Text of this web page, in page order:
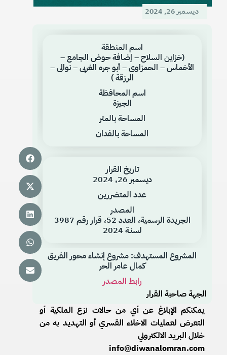
ديسمبر 26, 2024
اسم المنطقة
(خزاين السلاح – إضافة حوض الجامع –
الأخماس – الحمزاوى – أبو جره الغربى – نوالى –
الرزقة )
اسم المحافظة
الجيزة
المساحة بالمتر
المساحة بالفدان
تاريخ القرار
ديسمبر 26, 2024
عدد المتضررين
المصدر
الجريدة الرسمية، العدد 52، قرار رقم 3987
لسنـة 2024
المشروع المستهدف: مشروع إنشاء محور الفريق
كمال عامر الحر
رابط المصدر
الجهة صاحبة القرار
يمكنكم الإبلاغ عن أي من حالات نزع الملكية أو
التعرض لعمليات الاخلاء القسري أو التهديد به من
خلال البريد الالكتروني
info@diwanalomran.com